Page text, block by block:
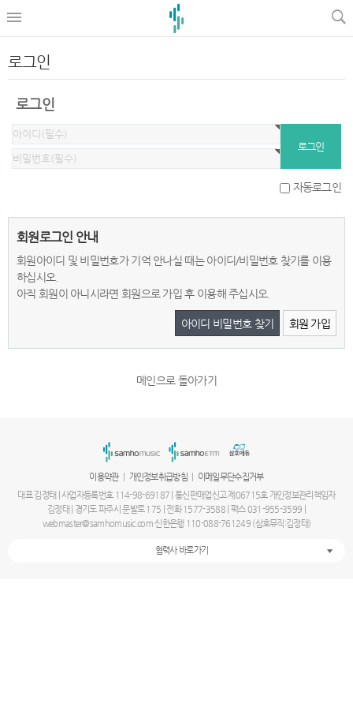
로그인
로그인
자동로그인
회원로그인 안내
회원아이디 및 비밀번호가 기억 안나실 때는 아이디/비밀번호 찾기를 이용
하십시오.
아직 회원이 아니시라면 회원으로 가입 후 이용해 주십시오.
아이디 비밀번호 찾기 회원 가입
메인으로 돌아가기
이용약관 개인정보취급방침
이메일무단수집거부
대표 김정태 | 사업자등록번호 114-98-69187 | 통신판매업신고 제06715호 개인정보관리책임자
김정태 | 경기도 파주시 문발로 175 | 전화 1577-3588 | 팩스 031-955-3599 |
webmaster@samhomusic.com 신한은행 110-088-761249 (삼호뮤직:김정태)
협력사 바로가기